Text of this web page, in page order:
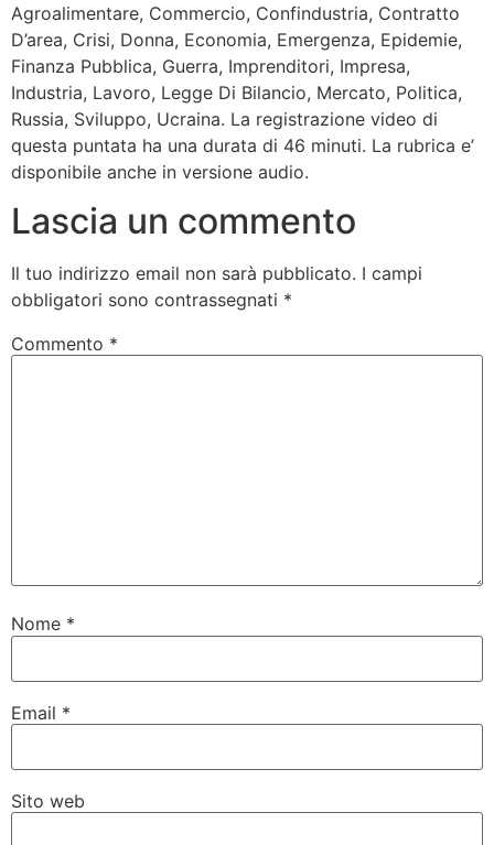
Agroalimentare, Commercio, Confindustria, Contratto
D’area, Crisi, Donna, Economia, Emergenza, Epidemie,
Finanza Pubblica, Guerra, Imprenditori, Impresa,
Industria, Lavoro, Legge Di Bilancio, Mercato, Politica,
Russia, Sviluppo, Ucraina. La registrazione video di
questa puntata ha una durata di 46 minuti. La rubrica e’
disponibile anche in versione audio.
Lascia un commento
Il tuo indirizzo email non sarà pubblicato. I campi
obbligatori sono contrassegnati *
Commento *
Nome *
Email *
Sito web